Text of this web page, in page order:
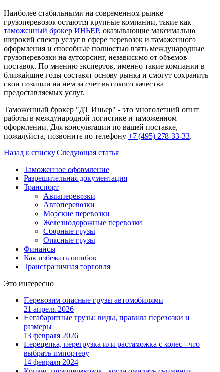
Наиболее стабильными на современном рынке
грузоперевозок остаются крупные компании, такие как
таможенный брокер ИНЬЕР, оказывающие максимально
широкий спектр услуг в сфере перевозок и таможенного
оформления и способные полностью взять международные
грузоперевозки на аутсорсинг, независимо от объемов
поставок. По мнению экспертов, именно такие компании в
ближайшие годы составят основу рынка и смогут сохранить
свои позиции на нем за счет высокого качества
предоставляемых услуг.
Таможенный брокер "ДТ Иньер" - это многолетний опыт
работы в международной логистике и таможенном
оформлении. Для консультации по вашей поставке,
пожалуйста, позвоните по телефону +7 (495) 278-33-33.
Назад к списку Следующая статья
Таможенное оформление
Разрешительная документация
Транспорт
Авиаперевозки
Автоперевозки
Морские перевозки
Железнодорожные перевозки
Сборные грузы
Опасные грузы
Финансы
Как избежать ошибок
Трансграничная торговля
Это интересно
Перевозим опасные грузы автомобилями
21 апреля 2026
Негабаритные грузы: виды, правила перевозки и
размеры
13 февраля 2026
Перецепка, перегрузка или растаможка с колес - что
выбрать импортеру
14 февраля 2024